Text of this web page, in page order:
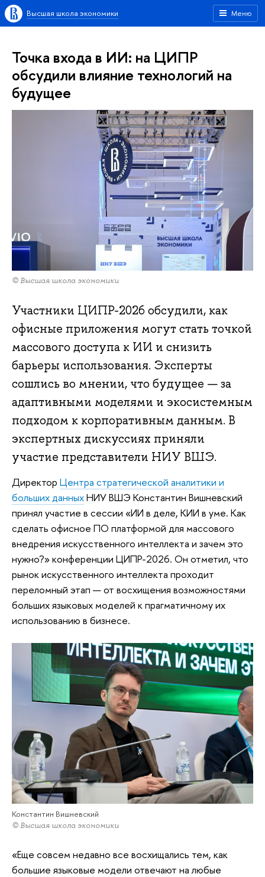
Меню
Высшая школа экономики
Точка входа в ИИ: на ЦИПР
обсудили влияние технологий на
будущее
© Высшая школа экономики
Участники ЦИПР-2026 обсудили, как
офисные приложения могут стать точкой
массового доступа к ИИ и снизить
барьеры использования. Эксперты
сошлись во мнении, что будущее — за
адаптивными моделями и экосистемным
подходом к корпоративным данным. В
экспертных дискуссиях приняли
участие представители НИУ ВШЭ.
Директор Центра стратегической аналитики и
больших данныхНИУ ВШЭ Константин Вишневский
принял участие в сессии «ИИ в деле, КИИ в уме. Как
сделать офисное ПО платформой для массового
внедрения искусственного интеллекта и зачем это
нужно?» конференции ЦИПР-2026. Он отметил, что
рынок искусственного интеллекта проходит
переломный этап — от восхищения возможностями
больших языковых моделей к прагматичному их
использованию в бизнесе.
Константин Вишневский
© Высшая школа экономики
«Еще совсем недавно все восхищались тем, как
большие языковые модели отвечают на любые